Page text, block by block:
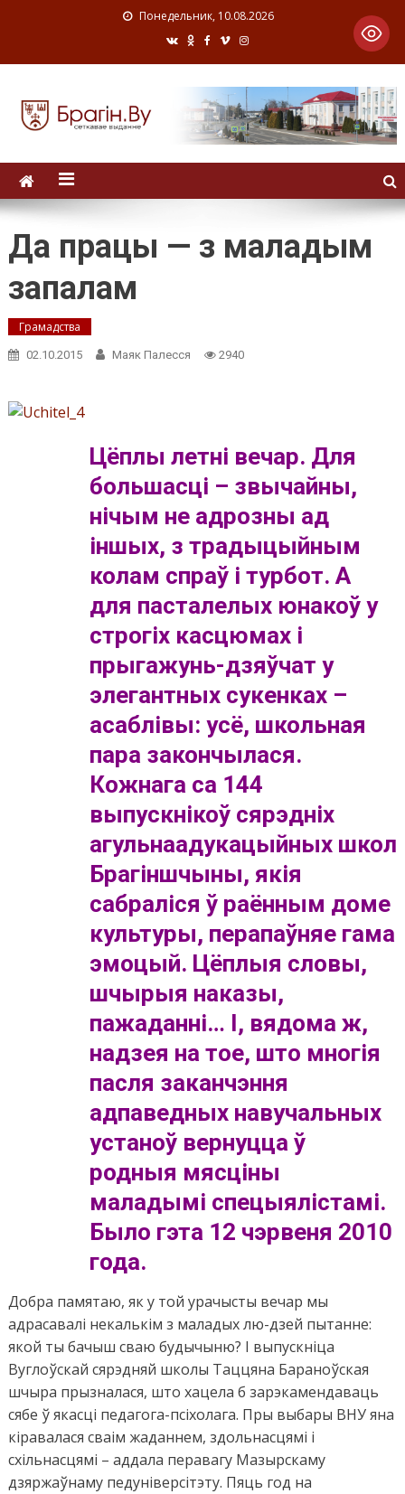
Понедельник, 10.08.2026
Да працы — з маладым
запалам
Грамадства
02.10.2015 Маяк Палесся 2940
Цёплы летні вечар. Для
большасці – звычайны,
нічым не адрозны ад
іншых, з традыцыйным
колам спраў і турбот. А
для пасталелых юнакоў у
строгіх касцюмах і
прыгажунь-дзяўчат у
элегантных сукенках –
асаблівы: усё, школьная
пара закончылася.
Кожнага са 144
выпускнікоў сярэдніх
агульнаадукацыйных школ
Брагіншчыны, якія
сабраліся ў раённым доме
культуры, перапаўняе гама
эмоцый. Цёплыя словы,
шчырыя наказы,
пажаданні… І, вядома ж,
надзея на тое, што многія
пасля заканчэння
адпаведных навучальных
устаноў вернуцца ў
родныя мясціны
маладымі спецыялістамі.
Было гэта 12 чэрвеня 2010
года.
Добра памятаю, як у той урачысты вечар мы
адрасавалі некалькім з маладых лю-дзей пытанне:
якой ты бачыш сваю будычыню? І выпускніца
Вуглоўскай сярэдняй школы Таццяна Бараноўская
шчыра прызналася, што хацела б зарэкамендаваць
сябе ў якасці педагога-псіхолага. Пры выбары ВНУ яна
кіравалася сваім жаданнем, здольнасцямі і
схільнасцямі – аддала перавагу Мазырскаму
дзяржаўнаму педуніверсітэту. Пяць год на